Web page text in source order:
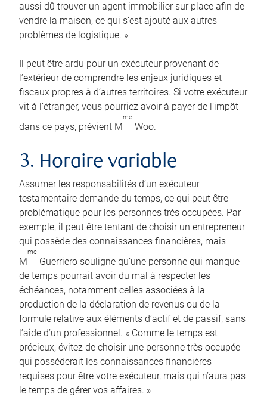
aussi dû trouver un agent immobilier sur place afin de
vendre la maison, ce qui s’est ajouté aux autres
problèmes de logistique. »
Il peut être ardu pour un exécuteur provenant de
l’extérieur de comprendre les enjeux juridiques et
fiscaux propres à d’autres territoires. Si votre exécuteur
vit à l’étranger, vous pourriez avoir à payer de l’impôt
dans ce pays, prévient M
me
Woo.
3. Horaire variable
Assumer les responsabilités d’un exécuteur
testamentaire demande du temps, ce qui peut être
problématique pour les personnes très occupées. Par
exemple, il peut être tentant de choisir un entrepreneur
qui possède des connaissances financières, mais
M
me
Guerriero souligne qu’une personne qui manque
de temps pourrait avoir du mal à respecter les
échéances, notamment celles associées à la
production de la déclaration de revenus ou de la
formule relative aux éléments d’actif et de passif, sans
l’aide d’un professionnel. « Comme le temps est
précieux, évitez de choisir une personne très occupée
qui posséderait les connaissances financières
requises pour être votre exécuteur, mais qui n’aura pas
le temps de gérer vos affaires. »